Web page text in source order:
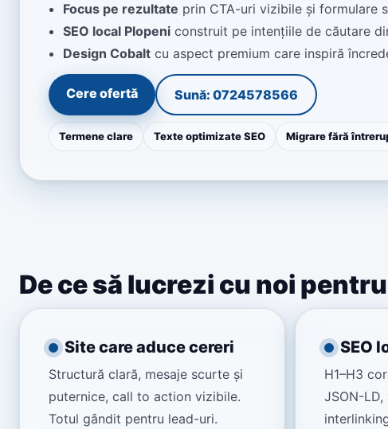
Focus pe rezultate prin CTA-uri vizibile și formulare
SEO local Plopeni construit pe intențiile de căutare
Design Cobalt cu aspect premium care inspiră
Cere ofertă Sună: 0724578566
Termene clare Texte optimizate SEO Migrare fără
De ce să lucrezi cu noi
Site care aduce cereri
Structură clară, mesaje scurte și
puternice, call to action vizibile.
Totul gândit pentru lead-uri.
SEO
H1–H3
JSON-